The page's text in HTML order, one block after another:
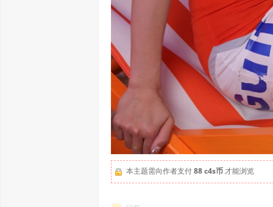
本主题需向作者支付88 c4s币才能浏览